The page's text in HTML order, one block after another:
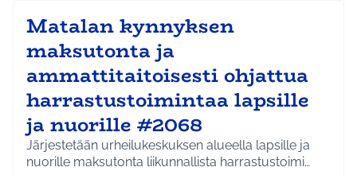
Matalan kynnyksen
maksutonta ja
ammattitaitoisesti ohjattua
harrastustoimintaa lapsille
ja nuorille #2068
Järjestetään urheilukeskuksen alueella lapsille ja
nuorille maksutonta liikunnallista harrastustoimi…